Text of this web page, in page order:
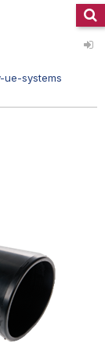
ue-systems